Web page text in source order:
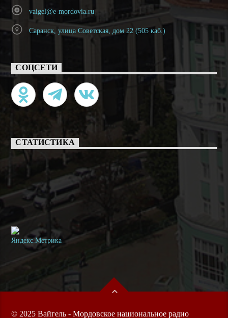
vaigel@e-mordovia.ru
Саранск, улица Советская, дом 22 (505 каб.)
СОЦСЕТИ
СТАТИСТИКА
© 2025 Вайгель - Мордовское национальное радио